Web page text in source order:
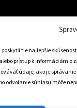
tie najlepšie
prístup k informáciám o
údaje, ako je
odvolanie súhlasu môže